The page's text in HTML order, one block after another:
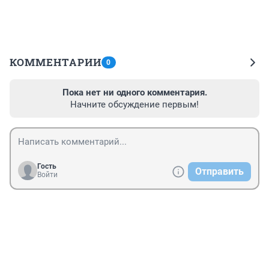
КОММЕНТАРИИ 0
Пока нет ни одного комментария.
Начните обсуждение первым!
Гость
Войти
Отправить